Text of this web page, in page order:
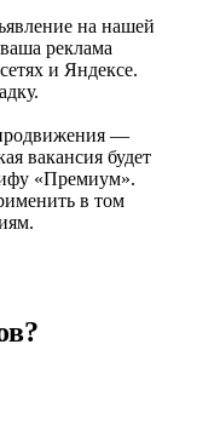
на нашей
реклама
и Яндексе.
—
вакансия будет
«Премиум».
в том